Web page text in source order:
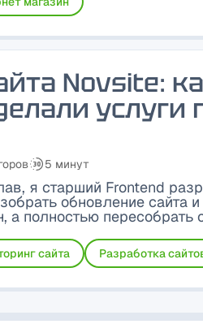
Novsite:
Время чтения:
5 минут
я старший Frontend
обновление
а полностью пересобрать
сайта Разработка